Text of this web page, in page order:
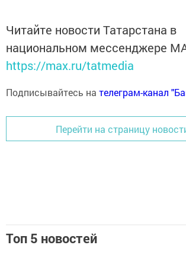
Читайте новости Татарстана в
национальном мессенджере
https://max.ru/tatmedia
Подписывайтесь на телеграм-канал
Перейти на страницу
Топ 5 новостей